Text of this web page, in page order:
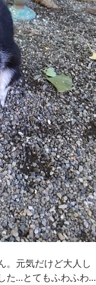
。元気だけど大人し
た…とてもふわふわ…